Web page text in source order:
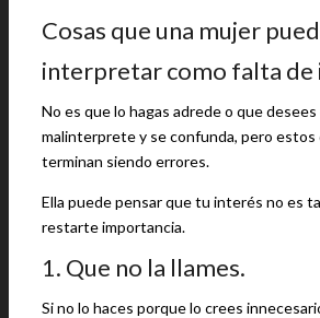
Cosas que una mujer
interpretar como falta de
No es que lo hagas adrede o que desees
malinterprete y se confunda, pero estos
terminan siendo errores.
Ella puede pensar que tu interés no es
restarte importancia.
1. Que no la llames.
Si no lo haces porque lo crees